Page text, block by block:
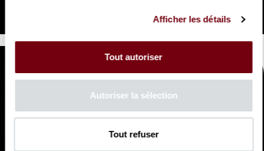
Afficher les détails
Tout autoriser
Autoriser la sélection
Tout refuser